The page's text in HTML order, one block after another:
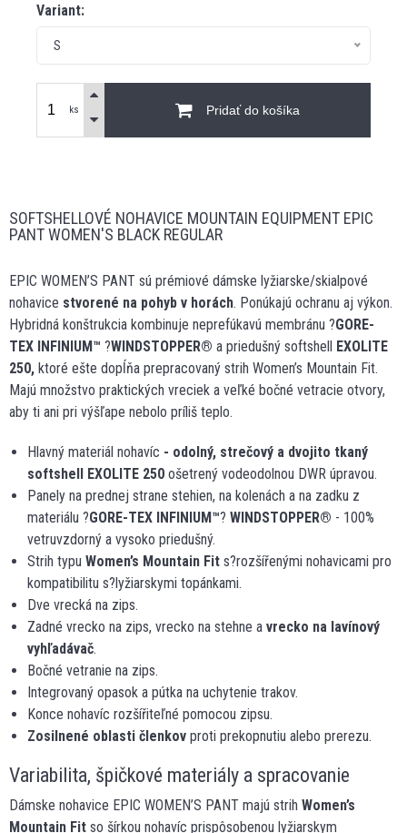
Variant:
S
ks Pridať do košíka
SOFTSHELLOVÉ NOHAVICE MOUNTAIN EQUIPMENT EPIC
PANT WOMEN'S BLACK REGULAR
EPIC WOMEN’S PANT sú prémiové dámske lyžiarske/skialpové
nohavice stvorené na pohyb v horách. Ponúkajú ochranu aj výkon.
Hybridná konštrukcia kombinuje neprefúkavú membránu ?GORE-
TEX INFINIUM™ ?WINDSTOPPER® a priedušný softshell EXOLITE
250, ktoré ešte dopĺňa prepracovaný strih Women’s Mountain Fit.
Majú množstvo praktických vreciek a veľké bočné vetracie otvory,
aby ti ani pri výšľape nebolo príliš teplo.
Hlavný materiál nohavíc - odolný, strečový a dvojito tkaný
softshell EXOLITE 250 ošetrený vodeodolnou DWR úpravou.
Panely na prednej strane stehien, na kolenách a na zadku z
materiálu ?GORE-TEX INFINIUM™? WINDSTOPPER® - 100%
vetruvzdorný a vysoko priedušný.
Strih typu Women’s Mountain Fit s?rozšířenými nohavicami pro
kompatibilitu s?lyžiarskymi topánkami.
Dve vrecká na zips.
Zadné vrecko na zips, vrecko na stehne a vrecko na lavínový
vyhľadávač.
Bočné vetranie na zips.
Integrovaný opasok a pútka na uchytenie trakov.
Konce nohavíc rozšířiteľné pomocou zipsu.
Zosilnené oblasti členkov proti prekopnutiu alebo prerezu.
Variabilita, špičkové materiály a spracovanie
Dámske nohavice EPIC WOMEN’S PANT majú strih Women’s
Mountain Fit so šírkou nohavíc prispôsobenou lyžiarskym